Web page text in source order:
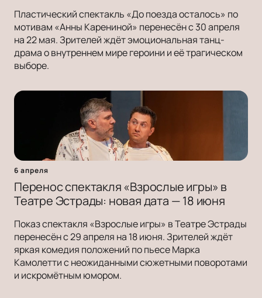
Пластический спектакль «До поезда осталось» по
мотивам «Анны Карениной» перенесён с 30 апреля
на 22 мая. Зрителей ждёт эмоциональная танц-
драма о внутреннем мире героини и её трагическом
выборе.
6 апреля
Перенос спектакля «Взрослые игры» в
Театре Эстрады: новая дата — 18 июня
Показ спектакля «Взрослые игры» в Театре Эстрады
перенесён с 29 апреля на 18 июня. Зрителей ждёт
яркая комедия положений по пьесе Марка
Камолетти с неожиданными сюжетными поворотами
и искромётным юмором.